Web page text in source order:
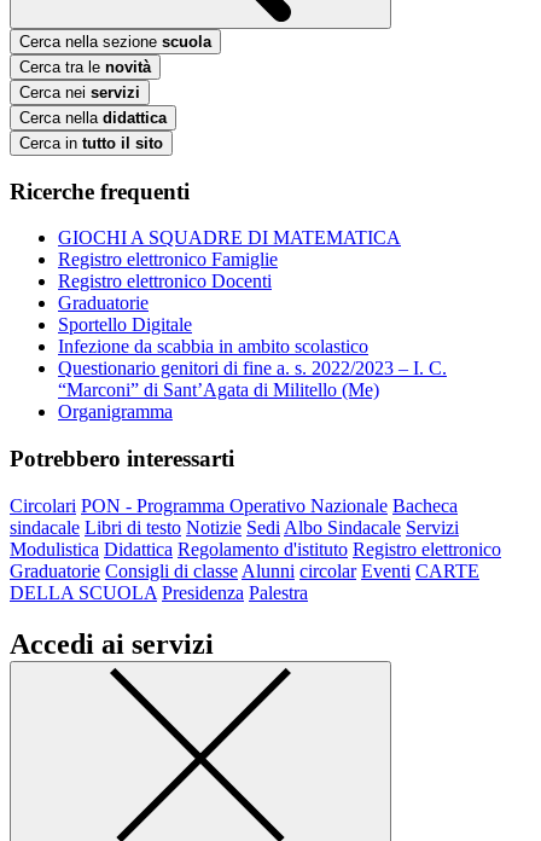
Cerca nella sezione scuola
Cerca tra le novità
Cerca nei servizi
Cerca nella didattica
Cerca in tutto il sito
Ricerche frequenti
GIOCHI A SQUADRE DI MATEMATICA
Registro elettronico Famiglie
Registro elettronico Docenti
Graduatorie
Sportello Digitale
Infezione da scabbia in ambito scolastico
Questionario genitori di fine a. s. 2022/2023 – I. C.
“Marconi” di Sant’Agata di Militello (Me)
Organigramma
Potrebbero interessarti
Circolari PON - Programma Operativo Nazionale Bacheca
sindacale Libri di testo Notizie Sedi Albo Sindacale Servizi
Modulistica Didattica Regolamento d'istituto Registro elettronico
Graduatorie Consigli di classe Alunni circolar Eventi CARTE
DELLA SCUOLA Presidenza Palestra
Accedi ai servizi